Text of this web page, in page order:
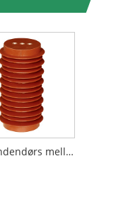
24kV indendørs mellemspændingskoblingsudstyrsstøtteisolatorer